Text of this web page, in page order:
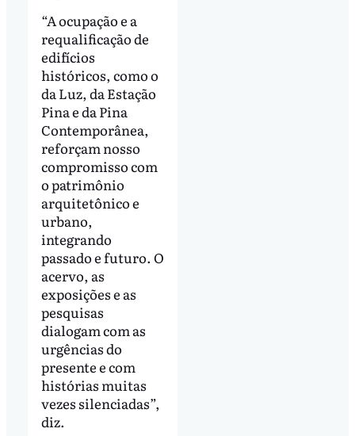
“A ocupação e a
requalificação de
edifícios
históricos, como o
da Luz, da Estação
Pina e da Pina
Contemporânea,
reforçam nosso
compromisso com
o patrimônio
arquitetônico e
urbano,
integrando
passado e futuro. O
acervo, as
exposições e as
pesquisas
dialogam com as
urgências do
presente e com
histórias muitas
vezes silenciadas”,
diz.